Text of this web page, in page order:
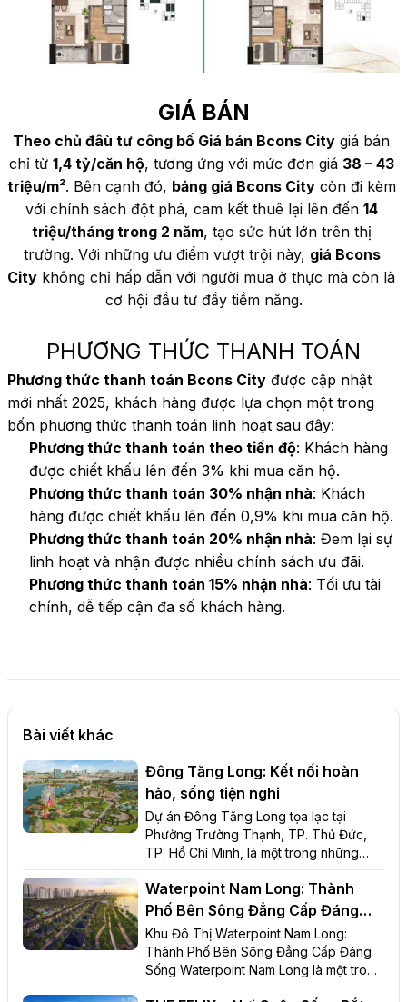
GIÁ BÁN
Theo chủ đâù tư công bố Giá bán Bcons City giá bán
chỉ từ 1,4 tỷ/căn hộ, tương ứng với mức đơn giá 38 – 43
triệu/m². Bên cạnh đó, bảng giá Bcons City còn đi kèm
với chính sách đột phá, cam kết thuê lại lên đến 14
triệu/tháng trong 2 năm, tạo sức hút lớn trên thị
trường. Với những ưu điểm vượt trội này, giá Bcons
City không chỉ hấp dẫn với người mua ở thực mà còn là
cơ hội đầu tư đầy tiềm năng.
PHƯƠNG THỨC THANH TOÁN
Phương thức thanh toán Bcons City được cập nhật
mới nhất 2025, khách hàng được lựa chọn một trong
bốn phương thức thanh toán linh hoạt sau đây:
Phương thức thanh toán theo tiến độ: Khách hàng
được chiết khấu lên đến 3% khi mua căn hộ.
Phương thức thanh toán 30% nhận nhà: Khách
hàng được chiết khấu lên đến 0,9% khi mua căn hộ.
Phương thức thanh toán 20% nhận nhà: Đem lại sự
linh hoạt và nhận được nhiều chính sách ưu đãi.
Phương thức thanh toán 15% nhận nhà: Tối ưu tài
chính, dễ tiếp cận đa số khách hàng.
Bài viết khác
Đông Tăng Long: Kết nối hoàn
hảo, sống tiện nghi
Dự án Đông Tăng Long tọa lạc tại
Phường Trường Thạnh, TP. Thủ Đức,
TP. Hồ Chí Minh, là một trong những
khu đô thị đáng sống bậc nhất phía
đông nam bộ, nơi đây mang đến cho cư
dân không gian sống hiện đại, tiện nghi
và môi trường sống xanh, lý tưởng. Với
vị trí đắc địa ngay nút giao giữa các
tuyến đường quan trọng như Lã Xuân
Oai, Nguyễn Duy Trinh, Liên Phường và
Vành Đai 3, dự án Đông Tăng Long
Waterpoint Nam Long: Thành
Phố Bên Sông Đẳng Cấp Đáng
Sống
Khu Đô Thị Waterpoint Nam Long:
Thành Phố Bên Sông Đẳng Cấp Đáng
Sống Waterpoint Nam Long là một trong
những khu đô thị tích hợp đẳng cấp tại